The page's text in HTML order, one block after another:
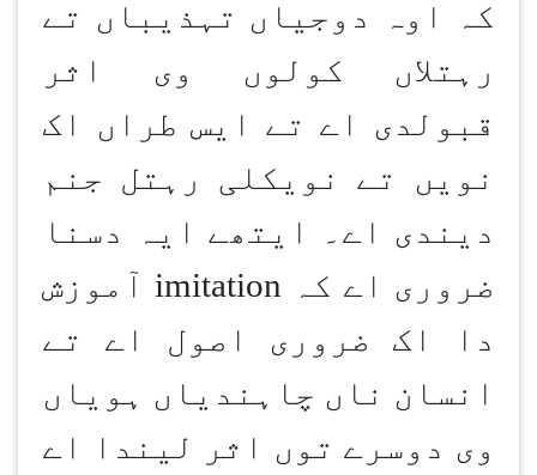
کہ اوہ دوجیاں تہذیباں تے
رہتلاں کولوں وی اثر
قبولدی اے تے ایس طراں اک
نویں تے نویکلی رہتل جنم
دیندی اے۔ ایتھے ایہ دسنا
ضروری اے کہ imitation آموزش
دا اک ضروری اصول اے تے
انسان ناں چاہندیاں ہویاں
وی دوسرے توں اثر لیندا اے